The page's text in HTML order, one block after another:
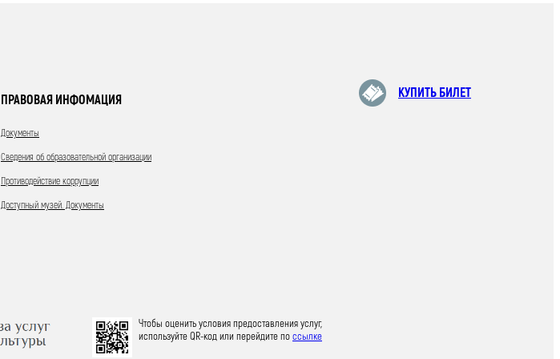
ПРАВОВАЯ ИНФОМАЦИЯ
Документы
Сведения об образовательной организации
Противодействие коррупции
Доступный музей. Документы
КУПИТЬ БИЛЕТ
Чтобы оценить условия предоставления услуг,
используйте QR-код или перейдите поссылке